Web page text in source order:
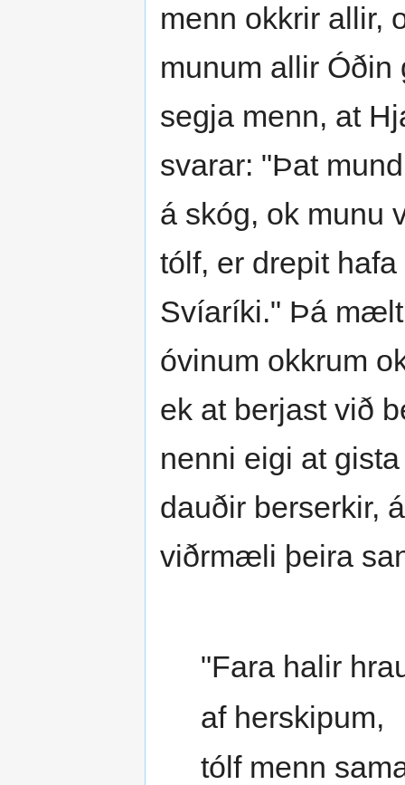
menn okkrir allir,
munum allir Óðin
segja menn, at
svarar: "Þat
á skóg, ok munu
tólf, er drepit
Svíaríki." Þá
óvinum okkrum
ek at berjast við
nenni eigi at
dauðir berserkir,
viðrmæli þeira
"Fara halir
af herskipum,
tólf menn